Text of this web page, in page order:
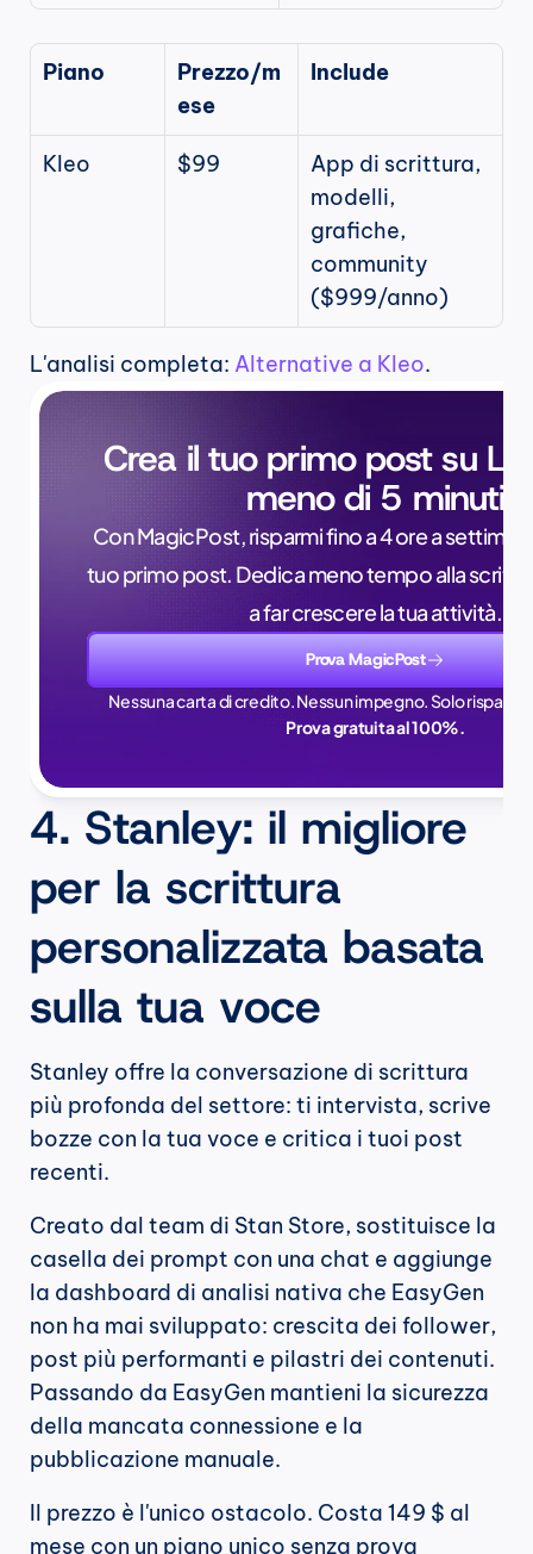
Piano
Prezzo/m
ese
Include
Kleo $99
App di scrittura,
modelli,
grafiche,
community
($999/anno)
L'analisi completa: Alternative a Kleo.
Crea il tuo primo post su
meno di 5 minuti
Con MagicPost, risparmi fino a 4 ore a
tuo primo post. Dedica meno tempo alla
a far crescere la tua attività.
Prova MagicPost
Nessuna carta di credito. Nessun impegno. Solo
Prova gratuita al 100%.
4. Stanley: il migliore
per la scrittura
personalizzata basata
sulla tua voce
Stanley offre la conversazione di scrittura
più profonda del settore: ti intervista, scrive
bozze con la tua voce e critica i tuoi post
recenti.
Creato dal team di Stan Store, sostituisce la
casella dei prompt con una chat e aggiunge
la dashboard di analisi nativa che EasyGen
non ha mai sviluppato: crescita dei follower,
post più performanti e pilastri dei contenuti.
Passando da EasyGen mantieni la sicurezza
della mancata connessione e la
pubblicazione manuale.
Il prezzo è l'unico ostacolo. Costa 149 $ al
mese con un piano unico senza prova